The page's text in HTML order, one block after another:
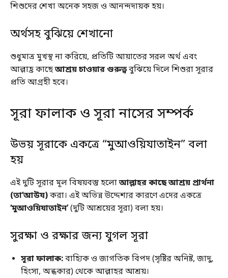
শিশুদের শেখা অনেক সহজ ও আনন্দদায়ক হয়।
অর্থসহ বুঝিয়ে শেখানো
শুধুমাত্র মুখস্থ না করিয়ে, প্রতিটি আয়াতের সরল অর্থ এবং
আল্লাহ্র কাছেআশ্রয় চাওয়ার গুরুত্ববুঝিয়ে দিলে শিশুরা সূরার
প্রতি আগ্রহী হবে।
সূরা ফালাক ও সূরা নাসের সম্পর্ক
উভয় সূরাকে একত্রে “মুআওয়িযাতাইন” বলা
হয়
এই দুটি সূরার মূল বিষয়বস্তু হলোআল্লাহর কাছে আশ্রয় প্রার্থনা
(তা’আউয)করা। এই অভিন্ন উদ্দেশ্যর কারণে এদের একত্রে
‘মুআওয়িযাতাইন’(দুটি আশ্রয়ের সূরা) বলা হয়।
সুরক্ষা ও রক্ষার জন্য যুগল সূরা
সূরা ফালাক:বাহ্যিক ও জাগতিক বিপদ (সৃষ্টির অনিষ্ট, জাদু,
হিংসা, অন্ধকার) থেকে আল্লাহর আশ্রয়।